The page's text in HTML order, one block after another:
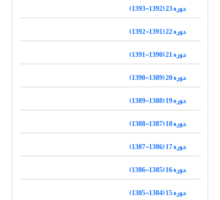
دوره 23 (1392-1393)
دوره 22 (1391-1392)
دوره 21 (1390-1391)
دوره 20 (1389-1390)
دوره 19 (1388-1389)
دوره 18 (1387-1388)
دوره 17 (1386-1387)
دوره 16 (1385-1386)
دوره 15 (1384-1385)